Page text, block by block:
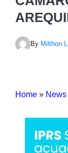
By Milthon
Home » News